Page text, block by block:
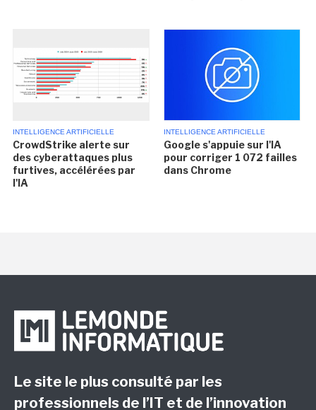
INTELLIGENCE ARTIFICIELLE
CrowdStrike alerte sur
des cyberattaques plus
furtives, accélérées par
l'IA
INTELLIGENCE ARTIFICIELLE
Google s'appuie sur l'IA
pour corriger 1 072 failles
dans Chrome
Le site le plus consulté par les
professionnels de l’IT et de l’innovation